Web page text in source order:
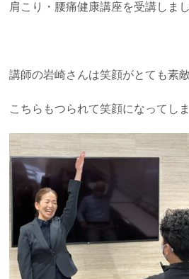
肩こり・腰痛健康講座を受講しま
講師の岩崎さんは笑顔がとても素
こちらもつられて笑顔になってし